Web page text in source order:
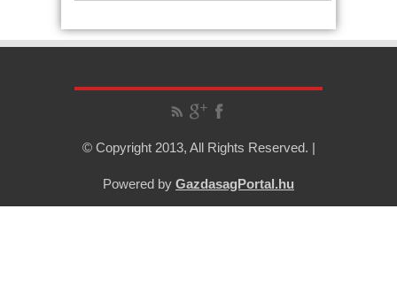
© Copyright 2013, All Rights Reserved. |
Powered by GazdasagPortal.hu